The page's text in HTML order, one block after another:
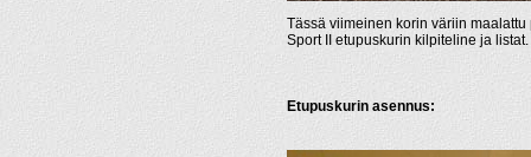
Tässä viimeinen korin väriin
Sport II etupuskurin kilpiteline ja listat.
Etupuskurin asennus: